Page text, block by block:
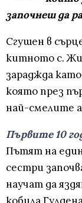
започнеш да
Сгушен в
китното с.
зараджда
която през
най-смелите
Първите 10
Пътят на
сестри
научат да